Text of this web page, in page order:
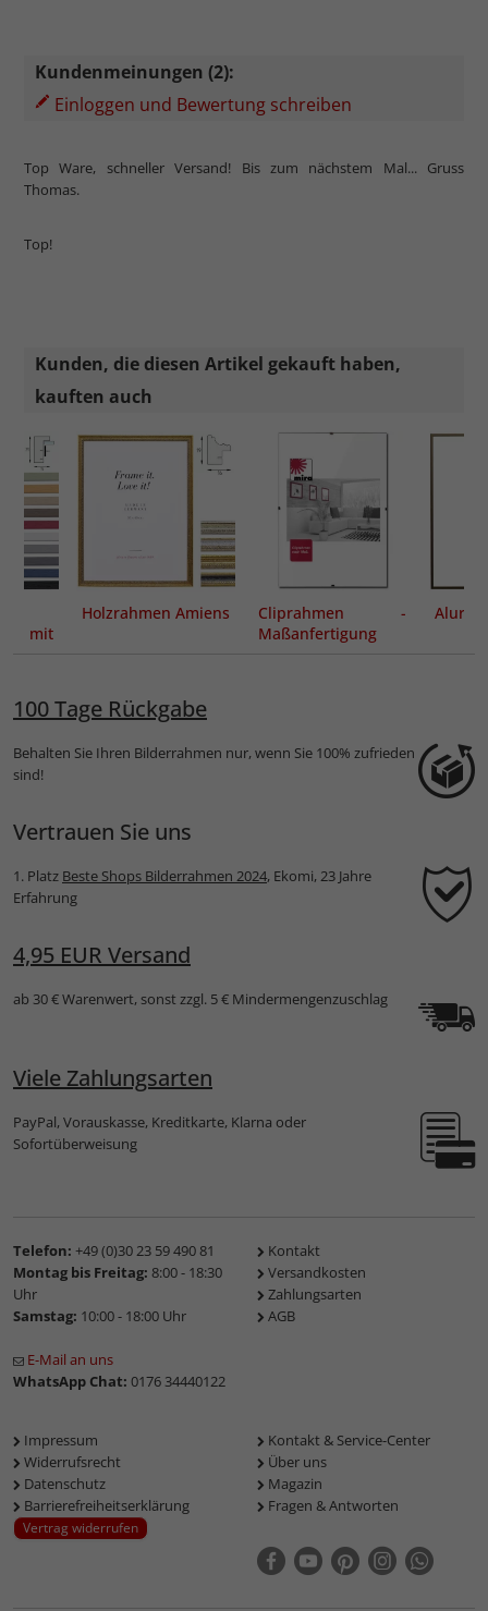
Kundenmeinungen (2):
Einloggen und Bewertung schreiben
Top Ware, schneller Versand! Bis zum nächstem Mal... Gruss
Thomas.
Top!
Kunden, die diesen Artikel gekauft haben,
kauften auch
mit
Holzrahmen Amiens
Cliprahmen -
Maßanfertigung
100 Tage Rückgabe
Behalten Sie Ihren Bilderrahmen nur, wenn Sie 100% zufrieden
sind!
Vertrauen Sie uns
1. Platz Beste Shops Bilderrahmen 2024, Ekomi, 23 Jahre
Erfahrung
4,95 EUR Versand
ab 30 € Warenwert, sonst zzgl. 5 € Mindermengenzuschlag
Viele Zahlungsarten
PayPal, Vorauskasse, Kreditkarte, Klarna oder
Sofortüberweisung
Telefon: +49 (0)30 23 59 490 81
Montag bis Freitag: 8:00 - 18:30
Uhr
Samstag: 10:00 - 18:00 Uhr
E-Mail an uns
WhatsApp Chat: 0176 34440122
Kontakt
Versandkosten
Zahlungsarten
AGB
Impressum
Widerrufsrecht
Datenschutz
Barrierefreiheitserklärung
Vertrag widerrufen
Kontakt & Service-Center
Über uns
Magazin
Fragen & Antworten